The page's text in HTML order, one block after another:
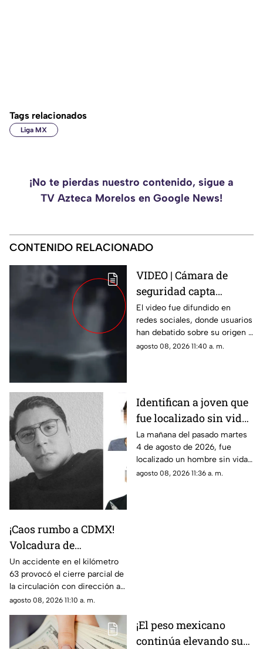
Tags relacionados
Liga MX
¡No te pierdas nuestro contenido, sigue a
TV Azteca Morelos en Google News!
CONTENIDO RELACIONADO
VIDEO | Cámara de
seguridad capta
IMPACTANTE
APARICIÓN fantasmal
en estacionamiento de
residencial
El video fue difundido en
redes sociales, donde usuarios
han debatido sobre su origen y
veracidad.
agosto 08, 2026 11:40 a. m.
Identifican a joven que
fue localizado sin vida
en Jiutepec; su
hermana y cuñado
serían los presuntos
responsables del
La mañana del pasado martes
4 de agosto de 2026, fue
localizado un hombre sin vida
en Jiutepec. La víctima fue
agosto 08, 2026 11:36 a. m.
¡Caos rumbo a CDMX!
Volcadura de
camioneta provoca
cierre parcial en la
México-Cuernavaca
Un accidente en el kilómetro
63 provocó el cierre parcial de
la circulación con dirección a
la Ciudad de México.
agosto 08, 2026 11:10 a. m.
¡El peso mexicano
continúa elevando su